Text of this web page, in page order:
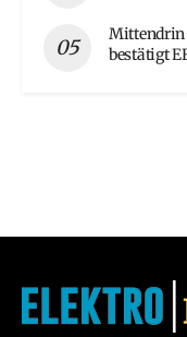
Mittendrin
bestätigt